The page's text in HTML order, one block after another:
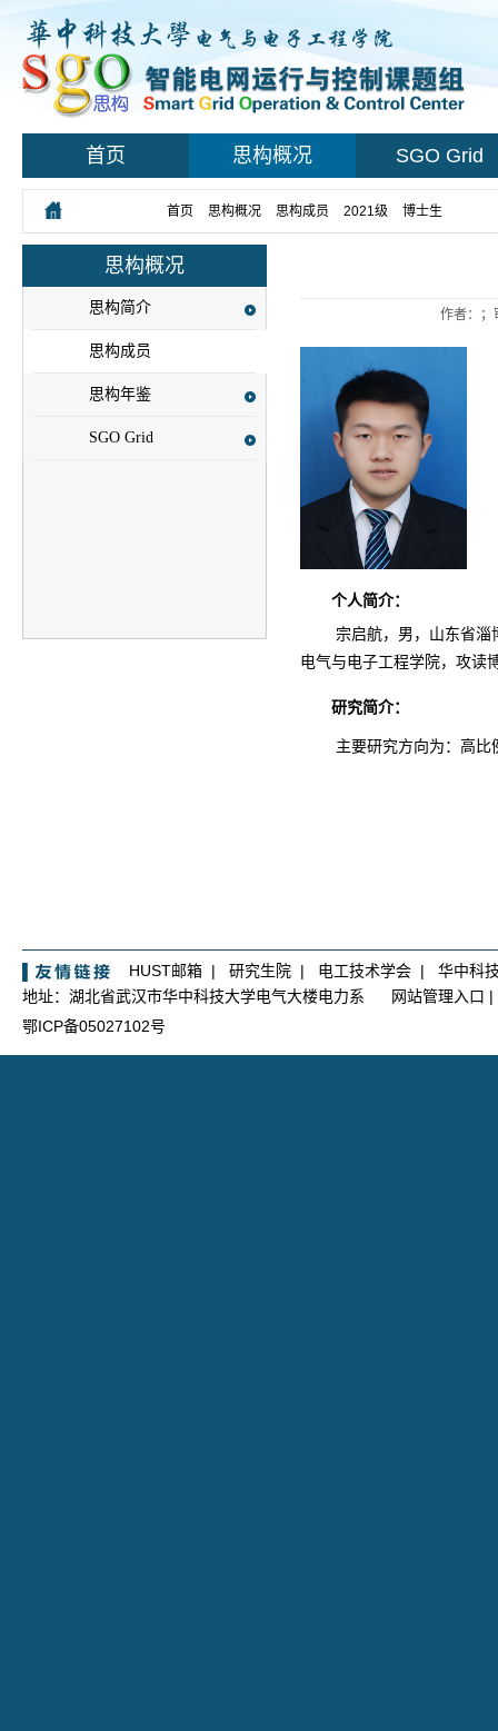
首页 思构概况 SGO Grid
首页 思构概况 思构成员 2021级 博士生
思构概况
思构简介
思构成员
思构年鉴
SGO Grid
作者：；
个人简介：
宗启航，男，山东省淄
电气与电子工程学院，攻读
研究简介：
主要研究方向为：高
HUST邮箱 | 研究生院 | 电工技术学会 | 华中科
地址：湖北省武汉市华中科技大学电气大楼电力系
网站管理入口 |
鄂ICP备05027102号